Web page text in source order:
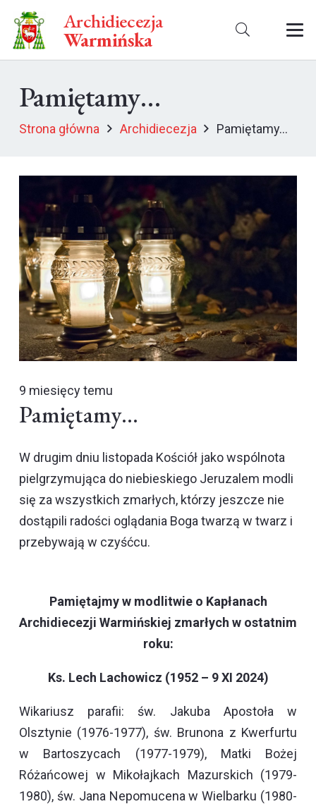
Archidiecezja
Warmińska
Pamiętamy…
Strona główna Archidiecezja Pamiętamy…
9 miesięcy temu
Pamiętamy…
W drugim dniu listopada Kościół jako wspólnota
pielgrzymująca do niebieskiego Jeruzalem modli
się za wszystkich zmarłych, którzy jeszcze nie
dostąpili radości oglądania Boga twarzą w twarz i
przebywają w czyśćcu.
Pamiętajmy w modlitwie o Kapłanach
Archidiecezji Warmińskiej zmarłych w ostatnim
roku:
Ks. Lech Lachowicz (1952 – 9 XI 2024)
Wikariusz parafii: św. Jakuba Apostoła w
Olsztynie (1976-1977), św. Brunona z Kwerfurtu
w Bartoszycach (1977-1979), Matki Bożej
Różańcowej w Mikołajkach Mazurskich (1979-
1980), św. Jana Nepomucena w Wielbarku (1980-